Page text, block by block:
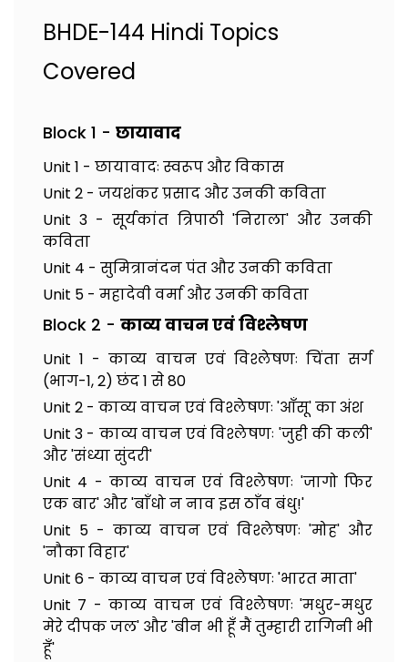
BHDE-144 Hindi Topics
Covered
Block 1 - छायावाद
Unit 1 - छायावादः स्वरूप और विकास
Unit 2 - जयशंकर प्रसाद और उनकी कविता
Unit 3 - सूर्यकांत त्रिपाठी 'निराला' और उनकी
कविता
Unit 4 - सुमित्रानंदन पंत और उनकी कविता
Unit 5 - महादेवी वर्मा और उनकी कविता
Block 2 - काव्य वाचन एवं विश्लेषण
Unit 1 - काव्य वाचन एवं विश्लेषणः चिंता सर्ग
(भाग-1, 2) छंद 1 से 80
Unit 2 - काव्य वाचन एवं विश्लेषणः 'आँसू' का अंश
Unit 3 - काव्य वाचन एवं विश्लेषणः 'जुही की कली'
और 'संध्या सुंदरी'
Unit 4 - काव्य वाचन एवं विश्लेषणः 'जागो फिर
एक बार' और 'बाँधो न नाव इस ठाँव बंधु!'
Unit 5 - काव्य वाचन एवं विश्लेषणः 'मोह' और
'नौका विहार'
Unit 6 - काव्य वाचन एवं विश्लेषणः 'भारत माता'
Unit 7 - काव्य वाचन एवं विश्लेषणः 'मधुर-मधुर
मेरे दीपक जल' और 'बीन भी हूँ मैं तुम्हारी रागिनी भी
हूँ'